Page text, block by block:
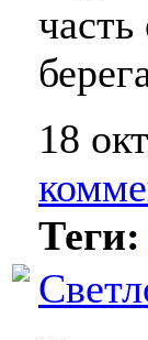
18
Теги: